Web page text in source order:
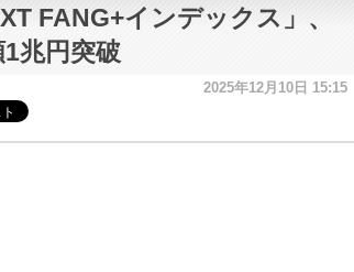
FANG+インデックス」、
兆円突破
2025年12月10日 15:15